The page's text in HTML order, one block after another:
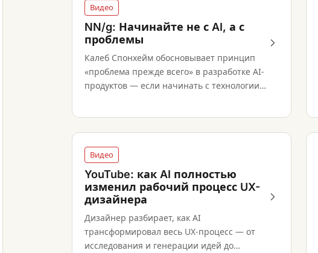
Видео
NN/g: Начинайте не с AI, а с
проблемы
Калеб Спонхейм обосновывает принцип
«проблема прежде всего» в разработке AI-
продуктов — если начинать с технологии,
Видео
YouTube: как AI полностью
изменил рабочий процесс UX-
дизайнера
Дизайнер разбирает, как AI
трансформировал весь UX-процесс — от
исследования и генерации идей до